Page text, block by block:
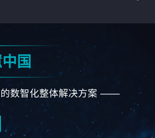
国
数智化整体解决方案 ——